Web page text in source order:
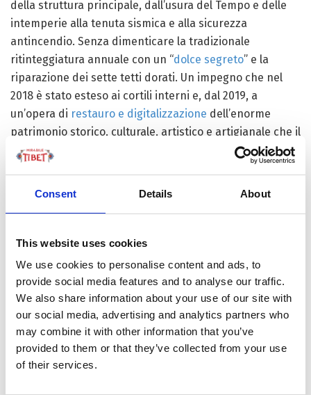
Consent Details About
This website uses cookies
We use cookies to personalise content and ads, to
provide social media features and to analyse our traffic.
We also share information about your use of our site with
our social media, advertising and analytics partners who
may combine it with other information that you’ve
provided to them or that they’ve collected from your use
of their services.
della struttura principale, dall’usura del Tempo e delle
intemperie alla tenuta sismica e alla sicurezza
antincendio. Senza dimenticare la tradizionale
ritinteggiatura annuale con un “dolce segreto” e la
riparazione dei sette tetti dorati. Un impegno che nel
2018 è stato esteso ai cortili interni e, dal 2019, a
un’opera di restauro e digitalizzazione dell’enorme
patrimonio storico, culturale, artistico e artigianale che il
Potala custodisce.
materiali ai rituali. Compresi quelli che, da secoli,